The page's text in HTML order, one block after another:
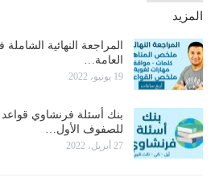
المزيد
المراجعة النهائية
العامة…
19 يونيو، 2022
بنك أسئلة فرنشاوي
للصفوف الأول…
27 أبريل، 2022